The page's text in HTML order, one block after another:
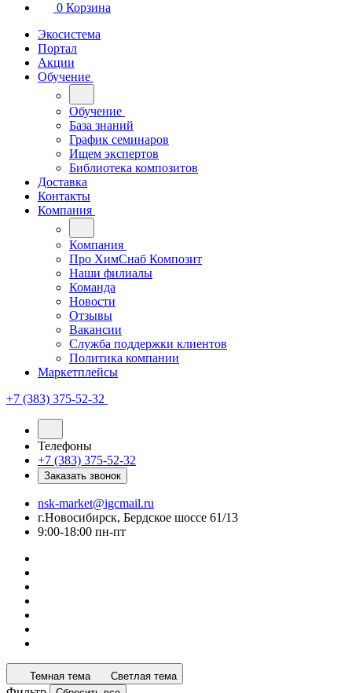
0 Корзина
Экосистема
Портал
Акции
Обучение
Обучение
База знаний
График семинаров
Ищем экспертов
Библиотека композитов
Доставка
Контакты
Компания
Компания
Про ХимСнаб Композит
Наши филиалы
Команда
Новости
Отзывы
Вакансии
Служба поддержки клиентов
Политика компании
Маркетплейсы
+7 (383) 375-52-32
Телефоны
+7 (383) 375-52-32
Заказать звонок
nsk-market@igcmail.ru
г.Новосибирск, Бердское шоссе 61/13
9:00-18:00 пн-пт
Темная тема Светлая тема